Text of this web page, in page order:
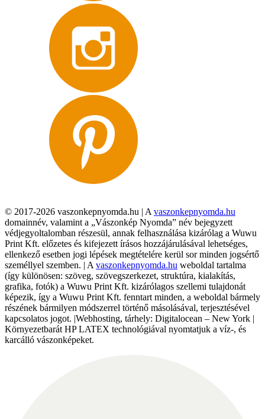
© 2017-2026 vaszonkepnyomda.hu | A vaszonkepnyomda.hu
domainnév, valamint a „Vászonkép Nyomda” név bejegyzett
védjegyoltalomban részesül, annak felhasználása kizárólag a Wuwu
Print Kft. előzetes és kifejezett írásos hozzájárulásával lehetséges,
ellenkező esetben jogi lépések megtételére kerül sor minden jogsértő
személlyel szemben. | A vaszonkepnyomda.hu weboldal tartalma
(így különösen: szöveg, szövegszerkezet, struktúra, kialakítás,
grafika, fotók) a Wuwu Print Kft. kizárólagos szellemi tulajdonát
képezik, így a Wuwu Print Kft. fenntart minden, a weboldal bármely
részének bármilyen módszerrel történő másolásával, terjesztésével
kapcsolatos jogot. |Webhosting, tárhely: Digitalocean – New York |
Környezetbarát HP LATEX technológiával nyomtatjuk a víz-, és
karcálló vászonképeket.